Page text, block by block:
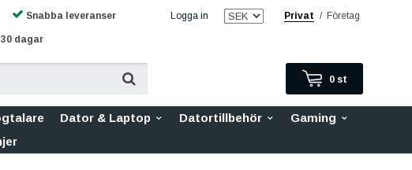
Logga in Privat / Företag
Snabba leveranser
dagar
0 st
Dator & Laptop Datortillbehör
Gaming